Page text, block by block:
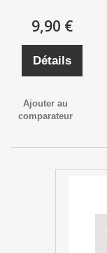
9,90 €
Détails
Ajouter au
comparateur